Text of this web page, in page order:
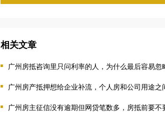
相关文章
广州房抵咨询里只问利率的人，为什么最后容易忽
广州房产抵押想给企业补流，个人房和公司用途之
广州房主征信没有逾期但网贷笔数多，房抵前要不